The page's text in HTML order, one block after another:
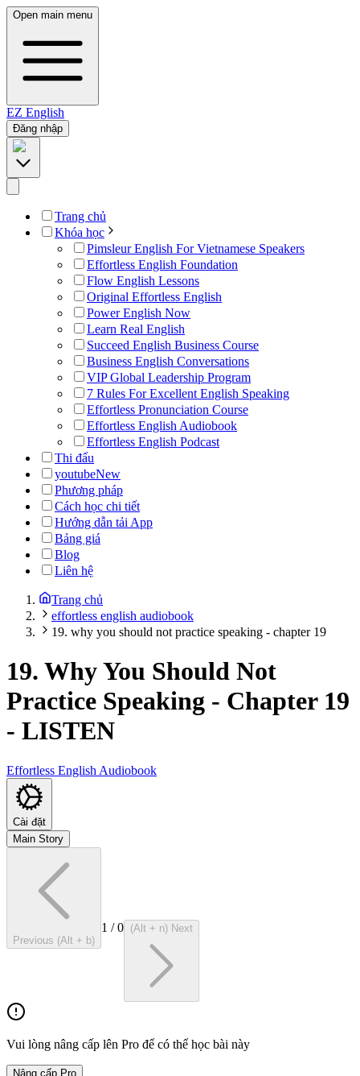
Open main menu
EZ English
Đăng nhập
Trang chủ
Khóa học
Pimsleur English For Vietnamese Speakers
Effortless English Foundation
Flow English Lessons
Original Effortless English
Power English Now
Learn Real English
Succeed English Business Course
Business English Conversations
VIP Global Leadership Program
7 Rules For Excellent English Speaking
Effortless Pronunciation Course
Effortless English Audiobook
Effortless English Podcast
Thi đấu
youtubeNew
Phương pháp
Cách học chi tiết
Hướng dẫn tải App
Bảng giá
Blog
Liên hệ
Trang chủ
effortless english audiobook
19. why you should not practice speaking - chapter 19
19. Why You Should Not
Practice Speaking - Chapter 19
- LISTEN
Effortless English Audiobook
Cài đặt
Main Story
Previous (Alt + b)
1 /0 (Alt + n) Next
Vui lòng nâng cấp lên Pro để có thể học bài này
Nâng cấp Pro